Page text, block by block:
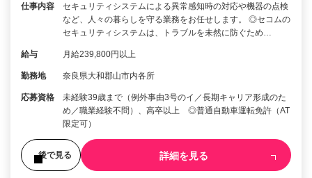
仕事内容
セキュリティシステムによる異常感知時の対応や機器の点検
など、人々の暮らしを守る業務をお任せします。 ◎セコムの
セキュリティシステムは、トラブルを未然に防ぐため…
給与 月給239,800円以上
勤務地 奈良県大和郡山市内各所
応募資格
未経験39歳まで（例外事由3号のイ／長期キャリア形成のた
め／職業経験不問）、高卒以上 ◎普通自動車運転免許（AT
限定可）
後で見る 詳細を見る